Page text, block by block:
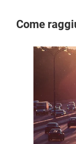
Come